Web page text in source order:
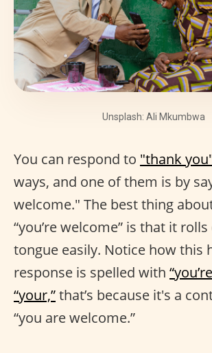
Unsplash: Ali Mkumbwa
You can respond to "thank
ways, and one of them is by
welcome." The best thing
“you’re welcome” is that it
tongue easily. Notice how this
response is spelled with
“your,”that’s because it's a
“you are welcome.”